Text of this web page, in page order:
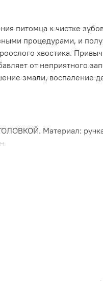
питомца к чистке
процедурами, и
хвостика.
от неприятного
эмали, воспаление
Материал:
рта, 30 мл.
метилцеллюлоза,
2K, гидрогенизированное
масло мяты перечной,